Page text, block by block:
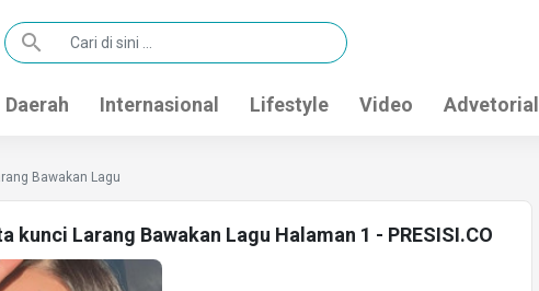
search
Daerah Internasional Lifestyle Video Advetorial
Bawakan Lagu
kunci Larang Bawakan Lagu Halaman 1 - PRESISI.CO